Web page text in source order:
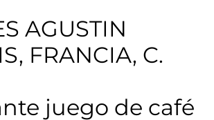
AGUSTIN
FRANCIA, C.
juego de café